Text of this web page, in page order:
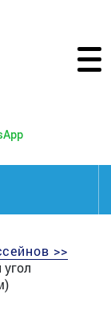
>>